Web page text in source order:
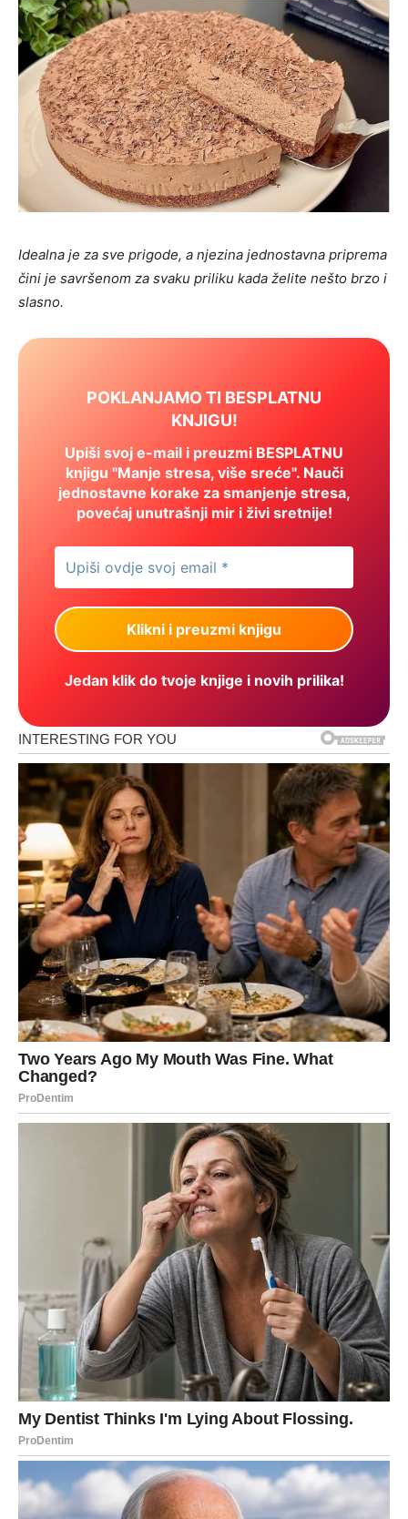
Idealna je za sve prigode, a njezina jednostavna priprema
čini je savršenom za svaku priliku kada želite nešto brzo i
slasno.
POKLANJAMO TI BESPLATNU
KNJIGU!
Upiši svoj e-mail i preuzmi BESPLATNU
knjigu "Manje stresa, više sreće". Nauči
jednostavne korake za smanjenje stresa,
povećaj unutrašnji mir i živi sretnije!
Jedan klik do tvoje knjige i novih prilika!